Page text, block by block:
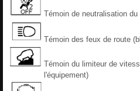
Témoin de neutralisation
Témoin des feux de route
Témoin du limiteur de
l'équipement)